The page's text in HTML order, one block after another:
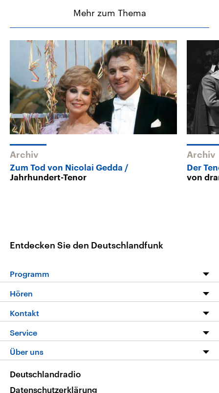
Mehr zum Thema
Archiv
Zum Tod von Nicolai Gedda
Jahrhundert-Tenor
Archiv
Der
von
Entdecken Sie den Deutschlandfunk
Programm
Die Nachrichten
Nachrichtenleicht
Neue Beiträge auf dlf.de
Hören
Livestream
Podcasts
Deutschlandfunk App
Nachrichten App
Frequenzen
Kontakt
Service
FAQ
Veranstaltungen
Über uns
Deutschlandradio
Datenschutzerklärung